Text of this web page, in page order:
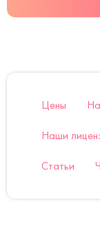
Цены
Наши
Статьи